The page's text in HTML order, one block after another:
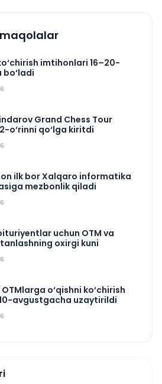
imtihonlari 16–20-
Grand Chess Tour
o‘rinni qo‘lga kiritdi
ilk bor Xalqaro informatika
mezbonlik qiladi
uchun OTM va
oxirgi kuni
o‘qishni ko‘chirish
avgustgacha uzaytirildi